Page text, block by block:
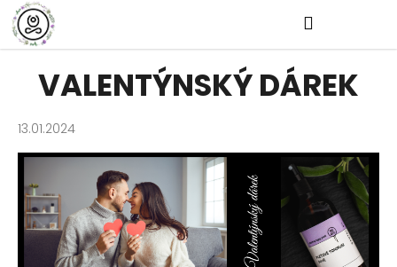
Přejít
na
obsah
Hledat
košík
VALENTÝNSKÝ DÁREK
13.01.2024
o
š Zpět
C
o
p
o